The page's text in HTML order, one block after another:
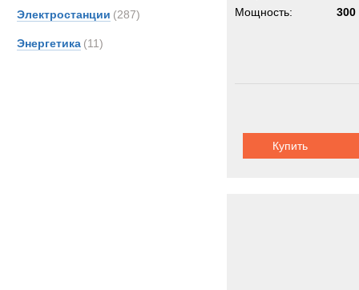
Электростанции (287)
Энергетика (11)
Мощность:
300
Купить